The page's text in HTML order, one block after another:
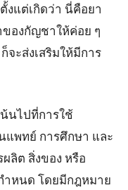
แต่เกิดว่า นี่คือยา
ของกัญชาให้ค่อย ๆ
จะส่งเสริมให้มีการ
นไปที่การใช้
พทย์ การศึกษา และ
ลิต สิ่งของ หรือ
หนด โดยมีกฎหมาย